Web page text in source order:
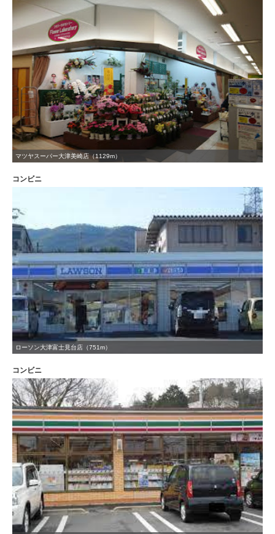
マツヤスーパー大津美崎店（1129m）
コンビニ
ローソン大津富士見台店（751m）
コンビニ